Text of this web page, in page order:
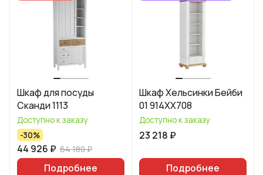
Шкаф для посуды
Сканди 1113
Доступно к заказу
-30%
44 926 ₽ 64 180 ₽
Подробнее
Шкаф Хельсинки Бейби
01 914XX708
Доступно к заказу
23 218 ₽
Подробнее